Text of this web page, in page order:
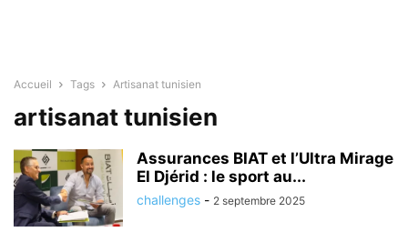
Accueil Tags Artisanat tunisien
artisanat tunisien
Assurances BIAT et l’Ultra Mirage
El Djérid : le sport au...
challenges - 2 septembre 2025